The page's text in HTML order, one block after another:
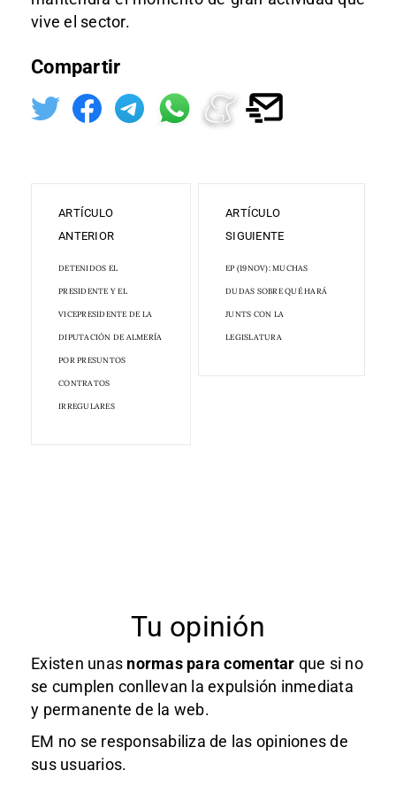
vive el sector.
Compartir
ARTÍCULO
ANTERIOR
DETENIDOS EL
PRESIDENTE Y EL
VICEPRESIDENTE DE LA
DIPUTACIÓN DE ALMERÍA
POR PRESUNTOS
CONTRATOS
IRREGULARES
ARTÍCULO
SIGUIENTE
EP (19NOV): MUCHAS
DUDAS SOBRE QUÉ HARÁ
JUNTS CON LA
LEGISLATURA
Tu opinión
Existen unas normas para comentar que si no
se cumplen conllevan la expulsión inmediata
y permanente de la web.
EM no se responsabiliza de las opiniones de
sus usuarios.